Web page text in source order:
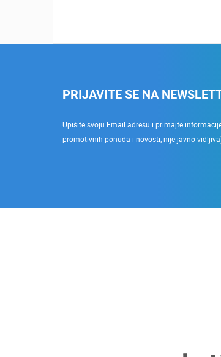
PRIJAVITE SE NA
Upišite svoju Email adresu i primajte
promotivnih ponuda i novosti, nije javno